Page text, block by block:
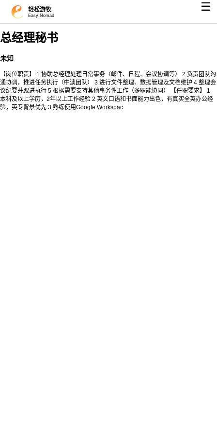
轻松游牧
Easy Nomad
☰
总经理秘书
未知
【岗位职责】 1 协助总经理处理日常事务（邮件、日程、会议协调等） 2 负责团队沟
通协调，推进任务执行（中澳团队） 3 进行文件整理、数据管理及文档维护 4 整理会
议纪要并跟进执行 5 根据需要支持其他事务性工作（多职能协同） 【任职要求】 1
本科及以上学历，2年以上工作经验 2 英文口语和书面能力出色，有真实全英办公经
验，英专背景优先 3 熟练使用Google Workspac